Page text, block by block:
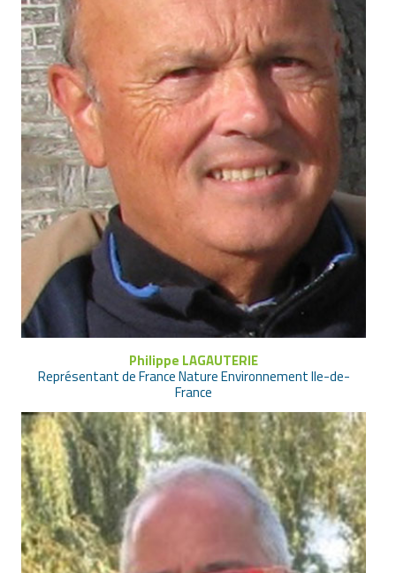
Philippe LAGAUTERIE
Représentant de France Nature Environnement Ile-de-
France